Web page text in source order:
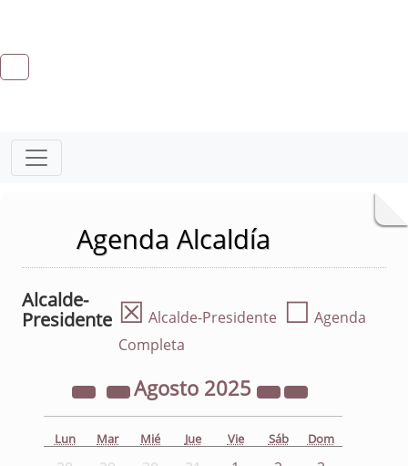
Agenda Alcaldía
Alcalde-
Presidente ☒ Alcalde-Presidente ☐ Agenda
Completa
Agosto 2025
Lun Mar Mié Jue Vie Sáb Dom